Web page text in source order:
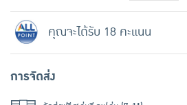
คุณจะได้รับ 18 คะแนน
การจัดส่ง